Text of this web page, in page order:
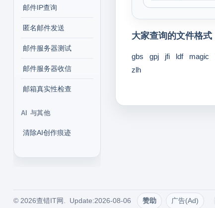
邮件IP查询
匿名邮件发送
邮件服务器测试
邮件服务器收信
邮箱真实性检查
AI 与其他
清除AI创作痕迹
大家查询的文件格式
gbs gpj jfi ldf magic
zlh
© 2026查错IT网. Update:2026-08-06 赞助 广告(Ad)